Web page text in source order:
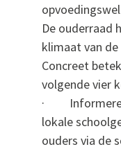
De ouderraad
klimaat van
Concreet
volgende vier
· Informeren
lokale
ouders via de